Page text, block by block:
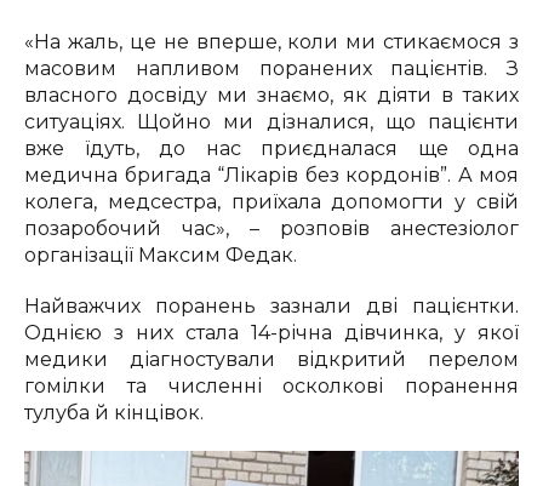
«На жаль, це не вперше, коли ми стикаємося з
масовим напливом поранених пацієнтів. З
власного досвіду ми знаємо, як діяти в таких
ситуаціях. Щойно ми дізналися, що пацієнти
вже їдуть, до нас приєдналася ще одна
медична бригада “Лікарів без кордонів”. А моя
колега, медсестра, приїхала допомогти у свій
позаробочий час», – розповів анестезіолог
організації Максим Федак.
Найважчих поранень зазнали дві пацієнтки.
Однією з них стала 14-річна дівчинка, у якої
медики діагностували відкритий перелом
гомілки та численні осколкові поранення
тулуба й кінцівок.